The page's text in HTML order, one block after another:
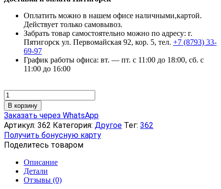
Оплатить можно в нашем офисе наличными,картой.
Действует только самовывоз.
Забрать товар самостоятельно можно по адресу: г.
Пятигорск ул. Первомайская 92, кор. 5, тел. +7 (8793) 33-
69-97
График работы офиса: вт. — пт. с 11:00 до 18:00, сб. с
11:00 до 16:00
Количество
товара
Крем
массажный
с
экстрактом
сабельника
В корзину
Заказать через WhatsApp
Артикул: 362 Категория: Другое Тег: 362
Получить бонусную карту
Поделитесь товаром
Описание
Детали
Отзывы (0)